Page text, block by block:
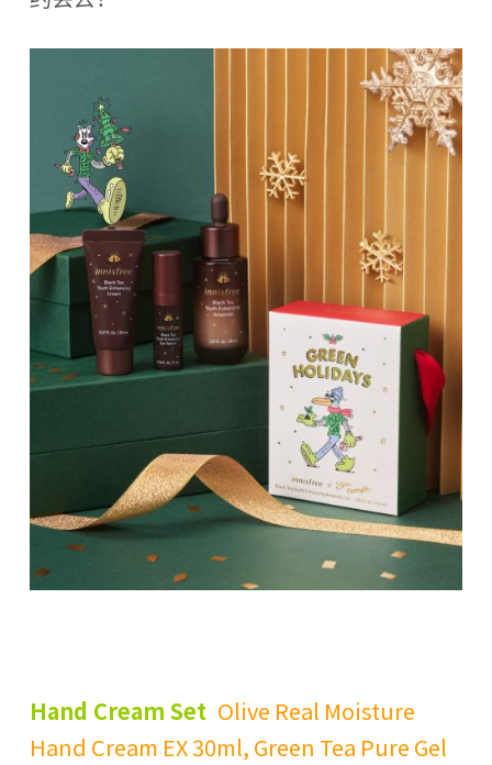
Hand Cream Set Olive Real Moisture
Hand Cream EX 30ml, Green Tea Pure Gel